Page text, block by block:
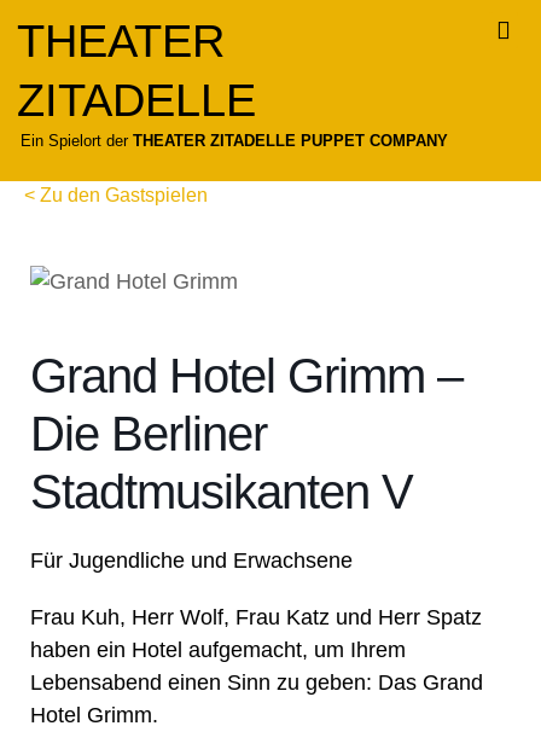
springen
THEATER
ZITADELLE
Ein Spielort derTHEATER ZITADELLE PUPPET COMPANY
< Zu den Gastspielen
Grand Hotel Grimm –
Die Berliner
Stadtmusikanten V
Für Jugendliche und Erwachsene
Frau Kuh, Herr Wolf, Frau Katz und Herr Spatz
haben ein Hotel aufgemacht, um Ihrem
Lebensabend einen Sinn zu geben: Das Grand
Hotel Grimm.